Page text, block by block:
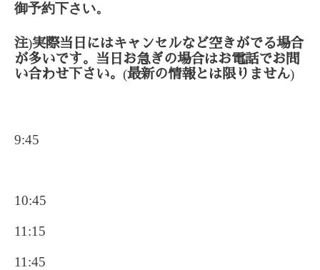
御予約下さい。
注)実際当日にはキャンセルなど空きがでる場合
が多いです。当日お急ぎの場合はお電話でお問
い合わせ下さい。 (最新の情報とは限りません)
9:45
10:45
11:15
11:45